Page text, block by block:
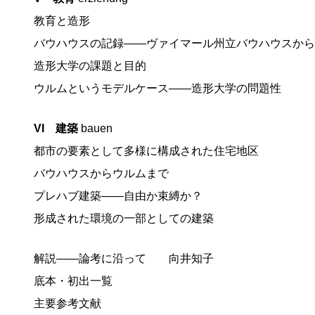
教育と造形
バウハウスの記録――ヴァイマール州立バウハウスか
造形大学の課題と目的
ウルムというモデルケース――造形大学の問題性
VI 建築 bauen
都市の要素として多様に構成された住宅地区
バウハウスからウルムまで
プレハブ建築――自由か束縛か？
形成された環境の一部としての建築
解説――論考に沿って 向井知子
底本・初出一覧
主要参考文献